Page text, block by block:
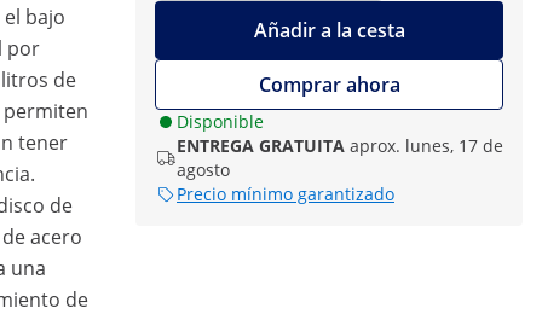
Añadir a la cesta
Comprar ahora
Disponible
ENTREGA GRATUITA aprox. lunes, 17 de
agosto
Precio mínimo garantizado
bajo
por
de
tener
de
acero
una
de